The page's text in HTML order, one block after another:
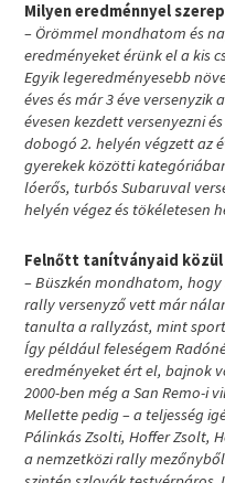
Milyen eredménnyel
– Örömmel mondhatom és
eredményeket érünk el a kis
Egyik legeredményesebb
éves és már 3 éve versenyzik
évesen kezdett versenyezni
dobogó 2. helyén végzett az
gyerekek közötti
lóerős, turbós Subaruval
helyén végez és tökéletesen
Felnőtt tanítványaid közül
– Büszkén mondhatom,
rally versenyző vett már
tanulta a rallyzást, mint
Így például feleségem
eredményeket ért el, bajnok
2000-ben még a San Remo-
Mellette pedig – a teljesség
Pálinkás Zsolti, Hoffer Zsolt,
a nemzetközi rally